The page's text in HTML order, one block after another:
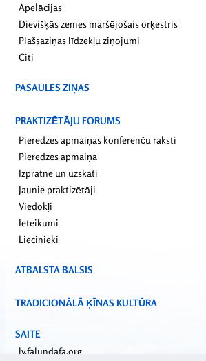
Apelācijas
Dievišķās zemes maršējošais orķestris
Plašsaziņas līdzekļu ziņojumi
Citi
PASAULES ZIŅAS
PRAKTIZĒTĀJU FORUMS
Pieredzes apmaiņas konferenču raksti
Pieredzes apmaiņa
Izpratne un uzskati
Jaunie praktizētāji
Viedokļi
Ieteikumi
Liecinieki
ATBALSTA BALSIS
TRADICIONĀLĀ ĶĪNAS KULTŪRA
SAITE
lv.falundafa.org